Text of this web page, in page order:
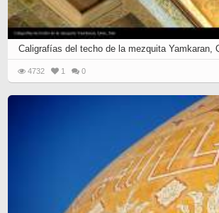
Caligrafías del techo de la mezquita Yamkaran,
4732 1 0